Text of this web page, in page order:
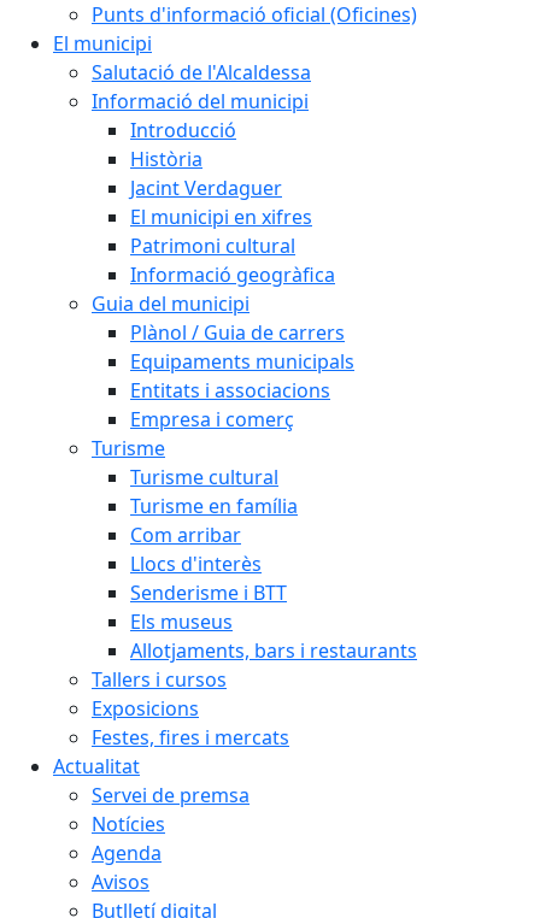
Punts d'informació oficial (Oficines)
El municipi
Salutació de l'Alcaldessa
Informació del municipi
Introducció
Història
Jacint Verdaguer
El municipi en xifres
Patrimoni cultural
Informació geogràfica
Guia del municipi
Plànol / Guia de carrers
Equipaments municipals
Entitats i associacions
Empresa i comerç
Turisme
Turisme cultural
Turisme en família
Com arribar
Llocs d'interès
Senderisme i BTT
Els museus
Allotjaments, bars i restaurants
Tallers i cursos
Exposicions
Festes, fires i mercats
Actualitat
Servei de premsa
Notícies
Agenda
Avisos
Butlletí digital